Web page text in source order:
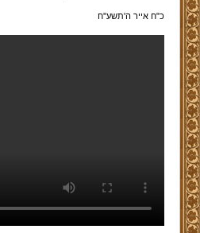
כ"ח אייר ה'תשע''ח